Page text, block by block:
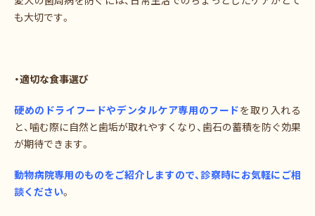
も大切です。
・適切な食事選び
硬めのドライフードやデンタルケア専用のフードを取り入れる
と、噛む際に自然と歯垢が取れやすくなり、歯石の蓄積を防ぐ効果
が期待できます。
動物病院専用のものをご紹介しますので、診察時にお気軽にご相
談ください。